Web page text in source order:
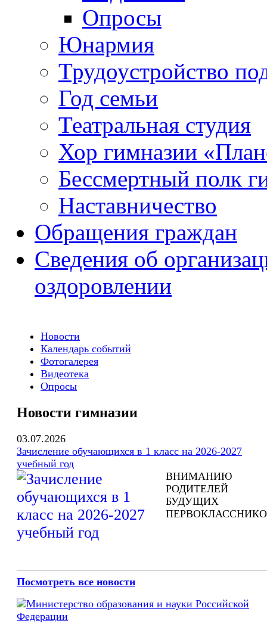
Опросы
Юнармия
Трудоустройство
Год семьи
Театральная студия
Хор гимназии
Бессмертный полк
Наставничество
Обращения граждан
Сведения об
оздоровлении
Новости
Календарь событий
Фотогалерея
Видеотека
Опросы
Новости гимназии
03.07.2026
Зачисление обучающихся в 1 класс на 2026-2027
учебный год
ВНИМАНИЮ
РОДИТЕЛЕЙ
БУДУЩИХ
Посмотреть все новости